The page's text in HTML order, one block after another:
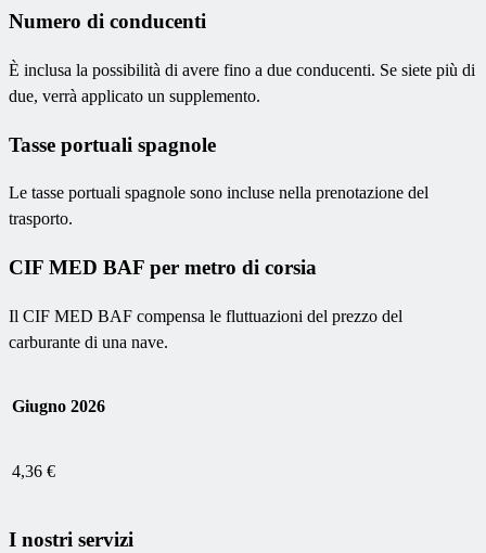
Numero di conducenti
È inclusa la possibilità di avere fino a due conducenti. Se siete più di
due, verrà applicato un supplemento.
Tasse portuali spagnole
Le tasse portuali spagnole sono incluse nella prenotazione del
trasporto.
CIF MED BAF per metro di corsia
Il CIF MED BAF compensa le fluttuazioni del prezzo del
carburante di una nave.
Giugno 2026
4,36 €
I nostri servizi